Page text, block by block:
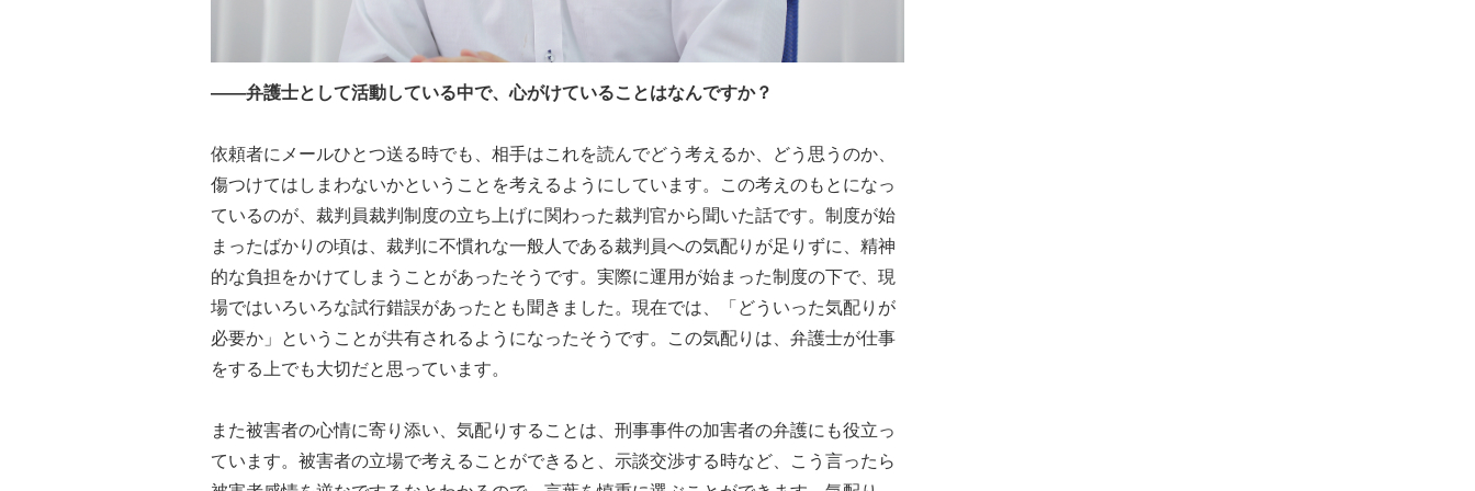
――弁護士として活動している中で、心がけていることはなんですか？
依頼者にメールひとつ送る時でも、相手はこれを読んでどう考えるか、どう思うのか、
傷つけてはしまわないかということを考えるようにしています。この考えのもとになっ
ているのが、裁判員裁判制度の立ち上げに関わった裁判官から聞いた話です。制度が始
まったばかりの頃は、裁判に不慣れな一般人である裁判員への気配りが足りずに、精神
的な負担をかけてしまうことがあったそうです。実際に運用が始まった制度の下で、現
場ではいろいろな試行錯誤があったとも聞きました。現在では、「どういった気配りが
必要か」ということが共有されるようになったそうです。この気配りは、弁護士が仕事
をする上でも大切だと思っています。
また被害者の心情に寄り添い、気配りすることは、刑事事件の加害者の弁護にも役立っ
ています。被害者の立場で考えることができると、示談交渉する時など、こう言ったら